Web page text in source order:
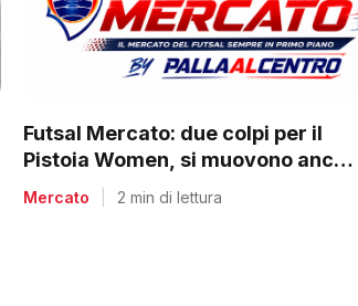
Futsal Mercato: due colpi per il
Pistoia Women, si muovono anche
tanti club del regionale
Mercato 2 min di lettura